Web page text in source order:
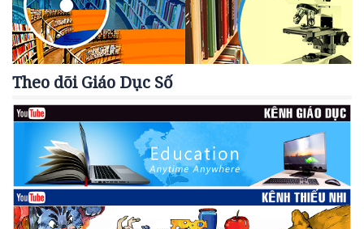
Theo dõi Giáo Dục Số